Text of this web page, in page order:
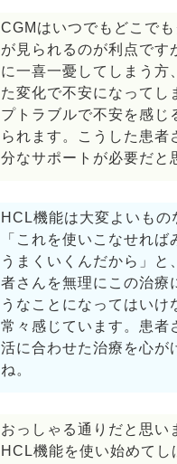
CGMはいつでもどこで
が見られるのが利点です
に一喜一憂してしまう方
た変化で不安になってし
プトラブルで不安を感じ
られます。こうした患者
分なサポートが必要だと
HCL機能は大変よいもの
「これを使いこなせれば
うまくいくんだから」と
者さんを無理にこの治療
うなことになってはいけ
常々感じています。患者
活に合わせた治療を心が
ね。
おっしゃる通りだと思い
HCL機能を使い始めてし